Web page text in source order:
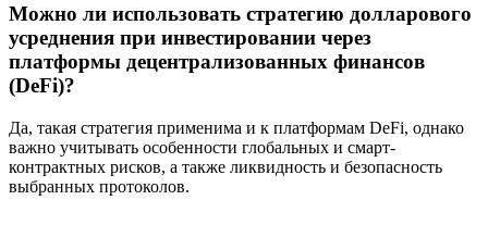
Можно ли использовать стратегию долларового
усреднения при инвестировании через
платформы децентрализованных финансов
(DeFi)?
Да, такая стратегия применима и к платформам DeFi, однако
важно учитывать особенности глобальных и смарт-
контрактных рисков, а также ликвидность и безопасность
выбранных протоколов.